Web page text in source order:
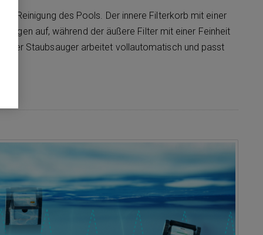
Reinigung des Pools. Der innere Filterkorb mit einer
auf, während der äußere Filter mit einer Feinheit
Der Staubsauger arbeitet vollautomatisch und passt